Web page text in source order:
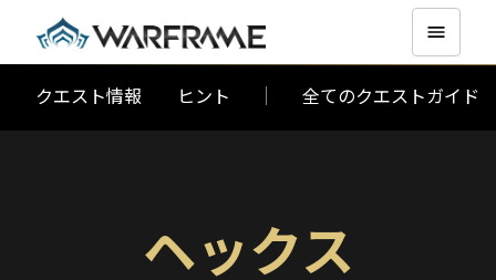
クエスト情報 ヒント 全てのクエストガイド
ヘックス